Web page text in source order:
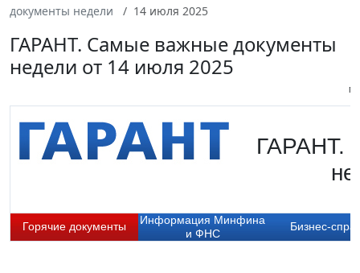
документы недели
14 июля 2025
ГАРАНТ. Самые важные документы
недели от 14 июля 2025
ГАРАНТ.
Горячие документы
Информация Минфина
и ФНС
Бизнес-